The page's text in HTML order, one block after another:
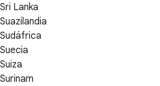
Sri Lanka
Suazilandia
Sudáfrica
Suecia
Suiza
Surinam